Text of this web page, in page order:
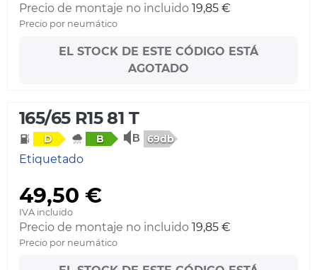
Precio de montaje no incluido 19,85 €
Precio por neumático
EL STOCK DE ESTE CÓDIGO ESTÁ
AGOTADO
165/65 R15 81 T
D B 69db
Etiquetado
49,50 €
IVA incluido
Precio de montaje no incluido 19,85 €
Precio por neumático